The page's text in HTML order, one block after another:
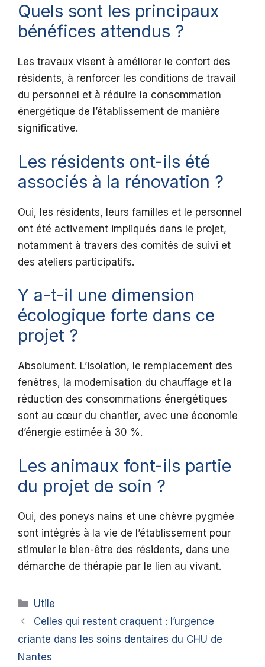
Quels sont les principaux
bénéfices attendus ?
Les travaux visent à améliorer le confort des
résidents, à renforcer les conditions de travail
du personnel et à réduire la consommation
énergétique de l’établissement de manière
significative.
Les résidents ont-ils été
associés à la rénovation ?
Oui, les résidents, leurs familles et le personnel
ont été activement impliqués dans le projet,
notamment à travers des comités de suivi et
des ateliers participatifs.
Y a-t-il une dimension
écologique forte dans ce
projet ?
Absolument. L’isolation, le remplacement des
fenêtres, la modernisation du chauffage et la
réduction des consommations énergétiques
sont au cœur du chantier, avec une économie
d’énergie estimée à 30 %.
Les animaux font-ils partie
du projet de soin ?
Oui, des poneys nains et une chèvre pygmée
sont intégrés à la vie de l’établissement pour
stimuler le bien-être des résidents, dans une
démarche de thérapie par le lien au vivant.
Catégories
Utile
Celles qui restent craquent : l’urgence
criante dans les soins dentaires du CHU de
Nantes